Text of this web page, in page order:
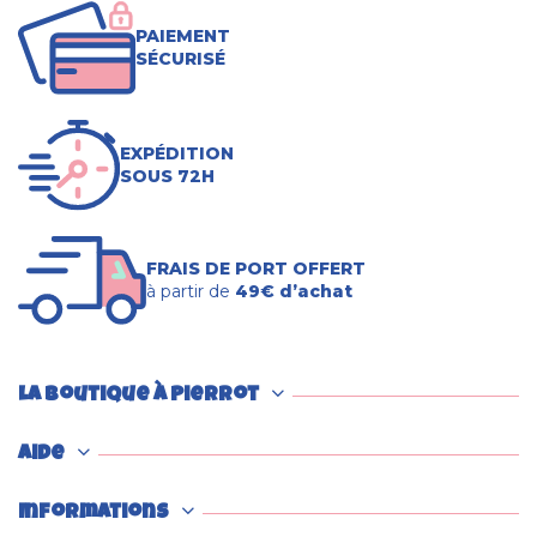
PAIEMENT
SÉCURISÉ
EXPÉDITION
SOUS 72H
FRAIS DE PORT OFFERT
à partir de 49€ d’achat
La boutique à Pierrot
Aide
Informations